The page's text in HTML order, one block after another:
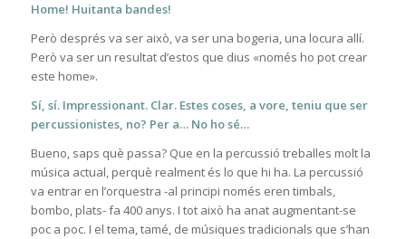
Home! Huitanta bandes!
Però després va ser això, va ser una bogeria, una locura allí.
Però va ser un resultat d’estos que dius «només ho pot crear
este home».
Sí, sí. Impressionant. Clar. Estes coses, a vore, teniu que ser
percussionistes, no? Per a… No ho sé…
Bueno, saps què passa? Que en la percussió treballes molt la
música actual, perquè realment és lo que hi ha. La percussió
va entrar en l’orquestra -al principi només eren timbals,
bombo, plats- fa 400 anys. I tot això ha anat augmentant-se
poc a poc. I el tema, tamé, de músiques tradicionals que s’han